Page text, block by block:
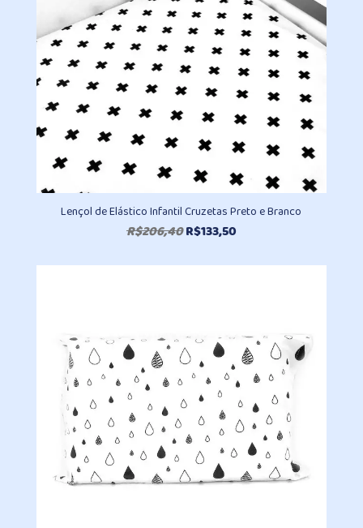
Lençol de Elástico Infantil Cruzetas Preto e Branco
R$206,40O
original
R$133,50O
atual